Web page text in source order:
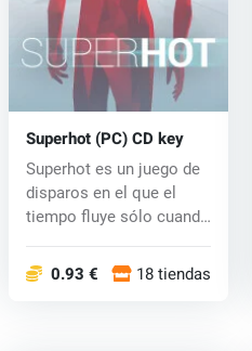
Superhot (PC) CD key
Superhot es un juego de
disparos en el que el
tiempo fluye sólo cuando
0.93 € 18 tiendas